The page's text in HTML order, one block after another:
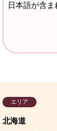
日本語が含
エリア
北海道